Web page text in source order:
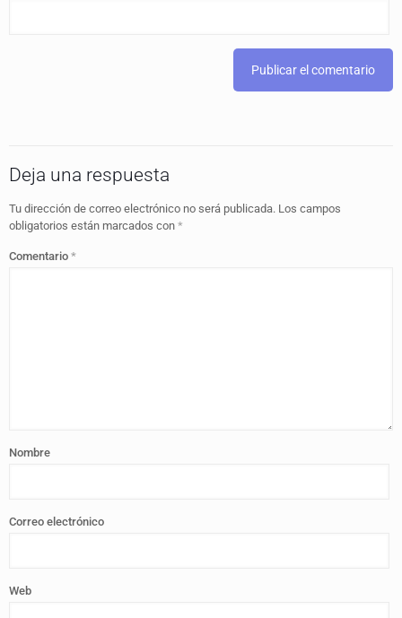
Deja una respuesta
Tu dirección de correo electrónico no será publicada. Los campos
obligatorios están marcados con *
Comentario *
Nombre
Correo electrónico
Web